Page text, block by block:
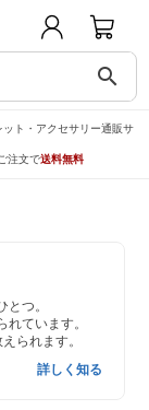
search
ト・アクセサリー通販サ
注文で送料無料
つ。
ています。
られます。
詳しく知る